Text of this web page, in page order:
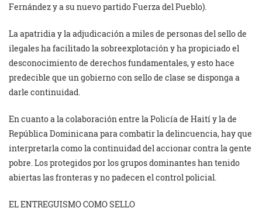
Fernández y a su nuevo partido Fuerza del Pueblo).
La apatridia y la adjudicación a miles de personas del sello de
ilegales ha facilitado la sobreexplotación y ha propiciado el
desconocimiento de derechos fundamentales, y esto hace
predecible que un gobierno con sello de clase se disponga a
darle continuidad.
En cuanto a la colaboración entre la Policía de Haití y la de
República Dominicana para combatir la delincuencia, hay que
interpretarla como la continuidad del accionar contra la gente
pobre. Los protegidos por los grupos dominantes han tenido
abiertas las fronteras y no padecen el control policial.
EL ENTREGUISMO COMO SELLO